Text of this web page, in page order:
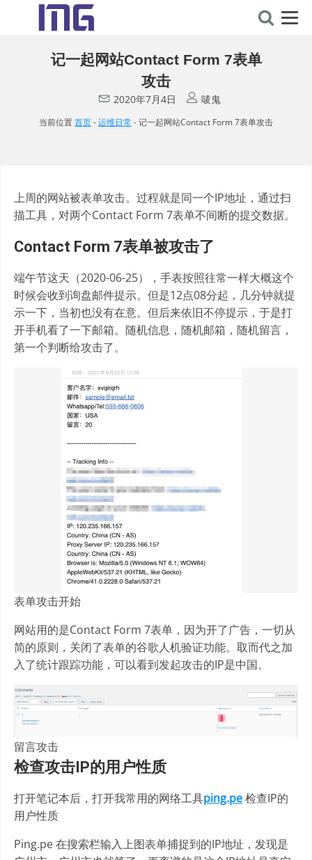
记一起网站Contact Form 7表单
攻击
2020年7月4日 唛鬼
当前位置首页-运维日常 -记一起网站Contact Form 7表单攻击
上周的网站被表单攻击。过程就是同一个IP地址，通过扫
描工具，对两个Contact Form 7表单不间断的提交数据。
Contact Form 7表单被攻击了
端午节这天（2020-06-25），手表按照往常一样大概这个
时候会收到询盘邮件提示。但是12点08分起，几分钟就提
示一下，当初也没有在意。但后来依旧不停提示，于是打
开手机看了一下邮箱。随机信息，随机邮箱，随机留言，
第一个判断给攻击了。
表单攻击开始
网站用的是Contact Form 7表单，因为开了广告，一切从
简的原则，关闭了表单的谷歌人机验证功能。取而代之加
入了统计跟踪功能，可以看到发起攻击的IP是中国。
留言攻击
检查攻击IP的用户性质
打开笔记本后，打开我常用的网络工具ping.pe检查IP的
用户性质
Ping.pe 在搜索栏输入上图表单捕捉到的IP地址，发现是